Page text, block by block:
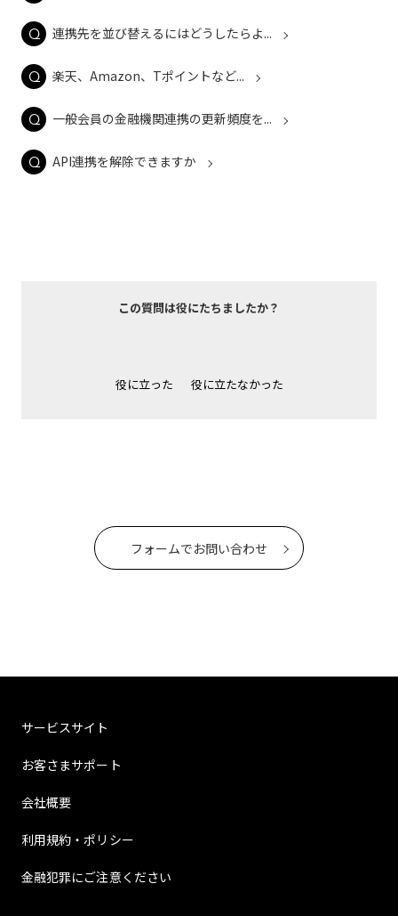
連携先を並び替えるにはどうしたらよ...
楽天、Amazon、Tポイントなど...
一般会員の金融機関連携の更新頻度を...
API連携を解除できますか
この質問は役にたちましたか？
役に立った 役に立たなかった
フォームでお問い合わせ
サービスサイト
お客さまサポート
会社概要
利用規約・ポリシー
金融犯罪にご注意ください